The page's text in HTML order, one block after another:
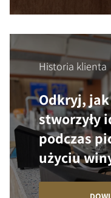
Historia klienta
Odkryj, jak
stworzyły
podczas
użyciu